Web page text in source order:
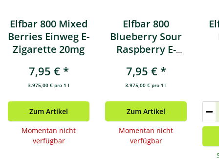
Elfbar 800 Mixed
Berries Einweg E-
Zigarette 20mg
7,95 € *
3.975,00 € pro 1 l
Zum Artikel
Momentan nicht
verfügbar
Elfbar 800
Blueberry Sour
Raspberry E-
7,95 € *
3.975,00 € pro 1 l
Zum Artikel
Momentan nicht
verfügbar